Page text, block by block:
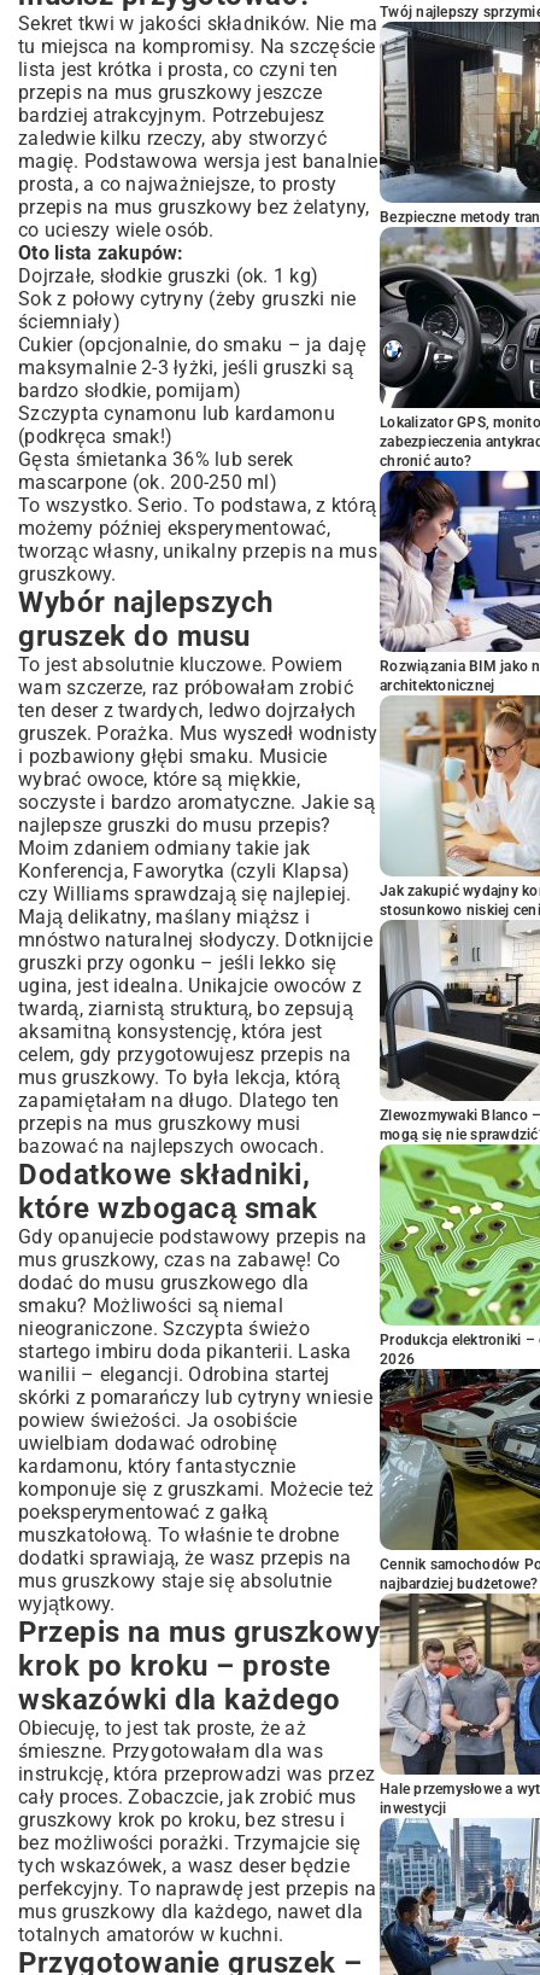
Sekret tkwi w jakości składników. Nie ma
tu miejsca na kompromisy. Na szczęście
lista jest krótka i prosta, co czyni ten
przepis na mus gruszkowy jeszcze
bardziej atrakcyjnym. Potrzebujesz
zaledwie kilku rzeczy, aby stworzyć
magię. Podstawowa wersja jest banalnie
prosta, a co najważniejsze, to prosty
przepis na mus gruszkowy bez żelatyny,
co ucieszy wiele osób.
Oto lista zakupów:
Dojrzałe, słodkie gruszki (ok. 1 kg)
Sok z połowy cytryny (żeby gruszki nie
ściemniały)
Cukier (opcjonalnie, do smaku – ja daję
maksymalnie 2-3 łyżki, jeśli gruszki są
bardzo słodkie, pomijam)
Szczypta cynamonu lub kardamonu
(podkręca smak!)
Gęsta śmietanka 36% lub serek
mascarpone (ok. 200-250 ml)
To wszystko. Serio. To podstawa, z którą
możemy później eksperymentować,
tworząc własny, unikalny przepis na mus
gruszkowy.
Wybór najlepszych
gruszek do musu
To jest absolutnie kluczowe. Powiem
wam szczerze, raz próbowałam zrobić
ten deser z twardych, ledwo dojrzałych
gruszek. Porażka. Mus wyszedł wodnisty
i pozbawiony głębi smaku. Musicie
wybrać owoce, które są miękkie,
soczyste i bardzo aromatyczne. Jakie są
najlepsze gruszki do musu przepis?
Moim zdaniem odmiany takie jak
Konferencja, Faworytka (czyli Klapsa)
czy Williams sprawdzają się najlepiej.
Mają delikatny, maślany miąższ i
mnóstwo naturalnej słodyczy. Dotknijcie
gruszki przy ogonku – jeśli lekko się
ugina, jest idealna. Unikajcie owoców z
twardą, ziarnistą strukturą, bo zepsują
aksamitną konsystencję, która jest
celem, gdy przygotowujesz przepis na
mus gruszkowy. To była lekcja, którą
zapamiętałam na długo. Dlatego ten
przepis na mus gruszkowy musi
bazować na najlepszych owocach.
Dodatkowe składniki,
które wzbogacą smak
Gdy opanujecie podstawowy przepis na
mus gruszkowy, czas na zabawę! Co
dodać do musu gruszkowego dla
smaku? Możliwości są niemal
nieograniczone. Szczypta świeżo
startego imbiru doda pikanterii. Laska
wanilii – elegancji. Odrobina startej
skórki z pomarańczy lub cytryny wniesie
powiew świeżości. Ja osobiście
uwielbiam dodawać odrobinę
kardamonu, który fantastycznie
komponuje się z gruszkami. Możecie też
poeksperymentować z gałką
muszkatołową. To właśnie te drobne
dodatki sprawiają, że wasz przepis na
mus gruszkowy staje się absolutnie
wyjątkowy.
Przepis na mus gruszkowy
krok po kroku – proste
wskazówki dla każdego
Obiecuję, to jest tak proste, że aż
śmieszne. Przygotowałam dla was
instrukcję, która przeprowadzi was przez
cały proces. Zobaczcie, jak zrobić mus
gruszkowy krok po kroku, bez stresu i
bez możliwości porażki. Trzymajcie się
tych wskazówek, a wasz deser będzie
perfekcyjny. To naprawdę jest przepis na
mus gruszkowy dla każdego, nawet dla
totalnych amatorów w kuchni.
Przygotowanie gruszek –
Twój najlepszy
Bezpieczne metody
Lokalizator GPS,
zabezpieczenia
chronić auto?
Rozwiązania BIM jako
architektonicznej
Jak zakupić wydajny
stosunkowo niskiej
Zlewozmywaki Blanco
mogą się nie
Produkcja elektroniki –
2026
Cennik samochodów
najbardziej budżetowe?
Hale przemysłowe a
inwestycji